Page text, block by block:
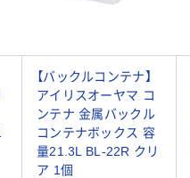
【バックルコンテナ】
アイリスオーヤマ コ
ンテナ 金属バックル
コンテナボックス 容
量21.3L BL-22R クリ
ア 1個